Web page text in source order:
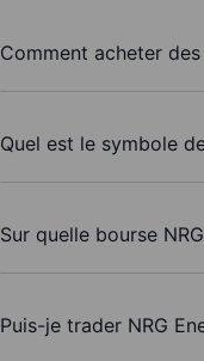
Comment acheter
Quel est le symbole
Sur quelle bourse
Puis-je trader NRG